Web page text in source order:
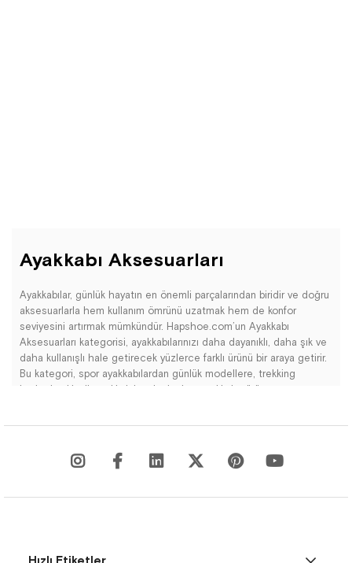
Ayakkabı Aksesuarları
Ayakkabılar, günlük hayatın en önemli parçalarından biridir ve doğru
aksesuarlarla hem kullanım ömrünü uzatmak hem de konfor
seviyesini artırmak mümkündür. Hapshoe.com’un Ayakkabı
Aksesuarları kategorisi, ayakkabılarınızı daha dayanıklı, daha şık ve
daha kullanışlı hale getirecek yüzlerce farklı ürünü bir araya getirir.
Bu kategori, spor ayakkabılardan günlük modellere, trekking
botlardan klasik ayakkabılara kadar her ayakkabı türüne uygun
değildir; doğru seçildiğinde ayakkabının formunu, rahatlığını ve
Hızlı Etiketler